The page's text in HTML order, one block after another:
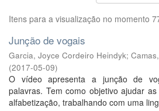
Itens para a visualização no momento
Junção de vogais
Garcia, Joyce Cordeiro Heindyk;
(2017-05-09)
O vídeo apresenta a junção de
palavras. Tem como objetivo ajudar
alfabetização, trabalhando com uma